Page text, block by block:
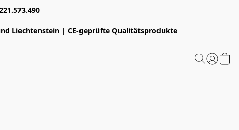
Liechtenstein | CE-geprüfte Qualitätsprodukte